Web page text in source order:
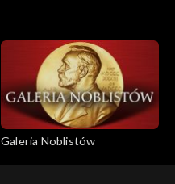
Galeria Noblistów